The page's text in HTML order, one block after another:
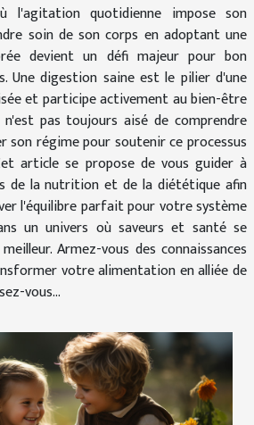
l'agitation quotidienne impose son
soin de son corps en adoptant une
devient un défi majeur pour bon
Une digestion saine est le pilier d'une
et participe activement au bien-être
pas toujours aisé de comprendre
son régime pour soutenir ce processus
article se propose de vous guider à
de la nutrition et de la diététique afin
l'équilibre parfait pour votre système
un univers où saveurs et santé se
Armez-vous des connaissances
votre alimentation en alliée de
vous...